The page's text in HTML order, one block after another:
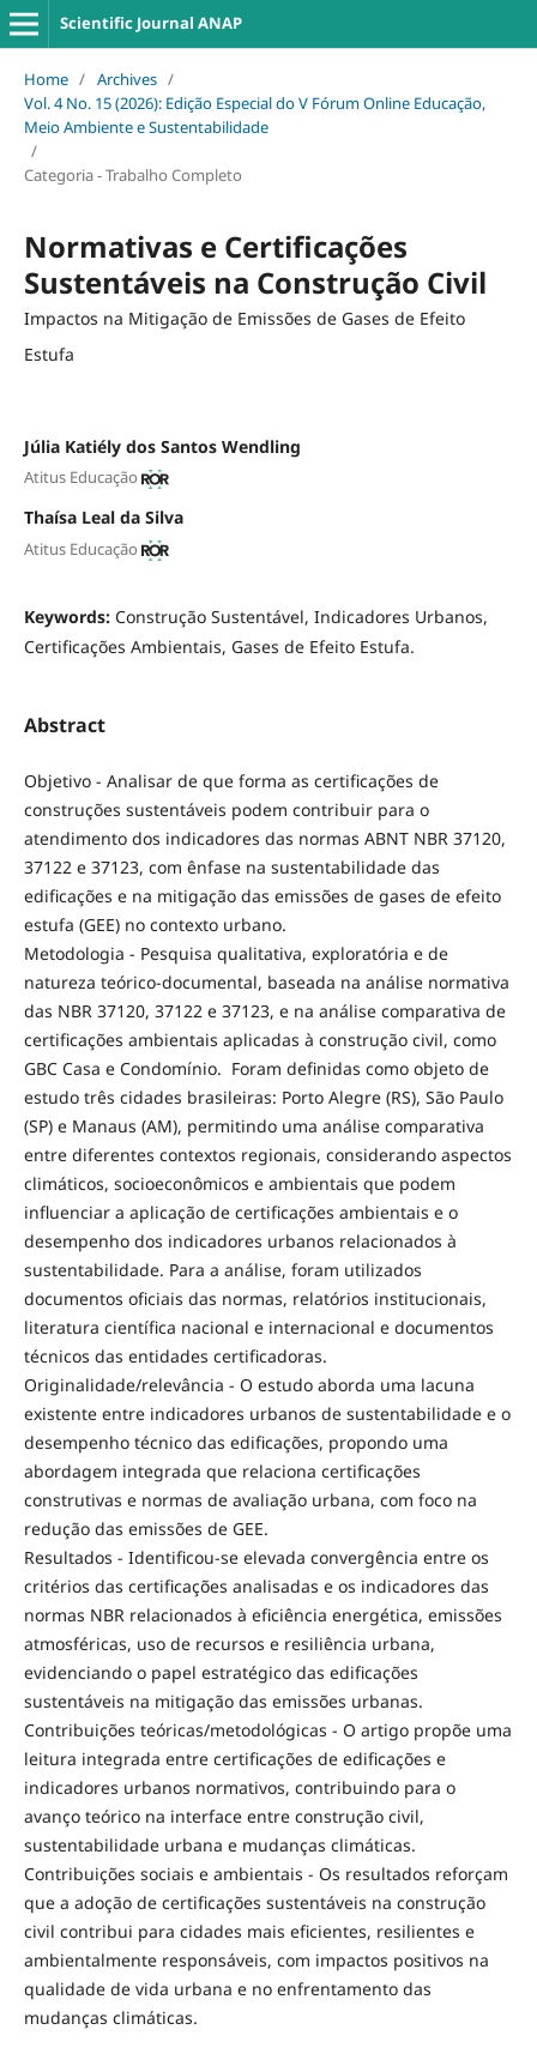
Scientific Journal ANAP
Home / Archives /
Vol. 4 No. 15 (2026): Edição Especial do V Fórum Online Educação,
Meio Ambiente e Sustentabilidade
/
Categoria - Trabalho Completo
Normativas e Certificações
Sustentáveis na Construção Civil
Impactos na Mitigação de Emissões de Gases de Efeito
Estufa
Júlia Katiély dos Santos Wendling
Atitus Educação
Thaísa Leal da Silva
Atitus Educação
Keywords: Construção Sustentável, Indicadores Urbanos,
Certificações Ambientais, Gases de Efeito Estufa.
Abstract
Objetivo - Analisar de que forma as certificações de
construções sustentáveis podem contribuir para o
atendimento dos indicadores das normas ABNT NBR 37120,
37122 e 37123, com ênfase na sustentabilidade das
edificações e na mitigação das emissões de gases de efeito
estufa (GEE) no contexto urbano.
Metodologia - Pesquisa qualitativa, exploratória e de
natureza teórico-documental, baseada na análise normativa
das NBR 37120, 37122 e 37123, e na análise comparativa de
certificações ambientais aplicadas à construção civil, como
GBC Casa e Condomínio. Foram definidas como objeto de
estudo três cidades brasileiras: Porto Alegre (RS), São Paulo
(SP) e Manaus (AM), permitindo uma análise comparativa
entre diferentes contextos regionais, considerando aspectos
climáticos, socioeconômicos e ambientais que podem
influenciar a aplicação de certificações ambientais e o
desempenho dos indicadores urbanos relacionados à
sustentabilidade. Para a análise, foram utilizados
documentos oficiais das normas, relatórios institucionais,
literatura científica nacional e internacional e documentos
técnicos das entidades certificadoras.
Originalidade/relevância - O estudo aborda uma lacuna
existente entre indicadores urbanos de sustentabilidade e o
desempenho técnico das edificações, propondo uma
abordagem integrada que relaciona certificações
construtivas e normas de avaliação urbana, com foco na
redução das emissões de GEE.
Resultados - Identificou-se elevada convergência entre os
critérios das certificações analisadas e os indicadores das
normas NBR relacionados à eficiência energética, emissões
atmosféricas, uso de recursos e resiliência urbana,
evidenciando o papel estratégico das edificações
sustentáveis na mitigação das emissões urbanas.
Contribuições teóricas/metodológicas - O artigo propõe uma
leitura integrada entre certificações de edificações e
indicadores urbanos normativos, contribuindo para o
avanço teórico na interface entre construção civil,
sustentabilidade urbana e mudanças climáticas.
Contribuições sociais e ambientais - Os resultados reforçam
que a adoção de certificações sustentáveis na construção
civil contribui para cidades mais eficientes, resilientes e
ambientalmente responsáveis, com impactos positivos na
qualidade de vida urbana e no enfrentamento das
mudanças climáticas.